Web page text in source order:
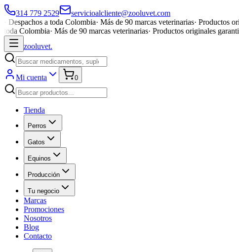
314 779 2529
servicioalcliente@zooluvet.com
Despachos a toda Colombia· Más de 90 marcas veterinarias· Productos
toda Colombia· Más de 90 marcas veterinarias· Productos originales
zooluvet.
Mi cuenta 0
Tienda
Perros
Gatos
Equinos
Producción
Tu negocio
Marcas
Promociones
Nosotros
Blog
Contacto